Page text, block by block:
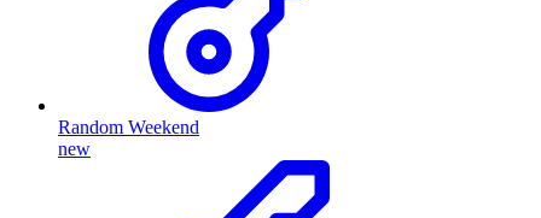
Random Weekend
new